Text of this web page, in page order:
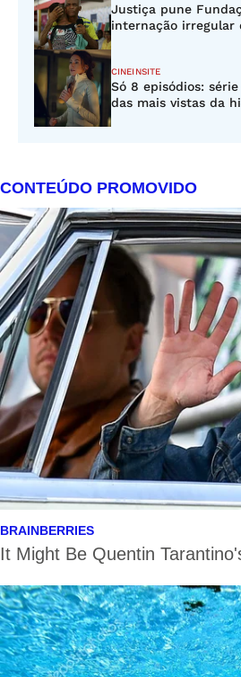
Justiça pune
internação irregular
CINEINSITE
Só 8 episódios:
das mais vistas da